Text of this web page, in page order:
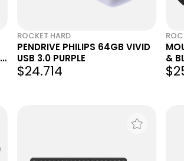
ROCKET HARD
PENDRIVE PHILIPS 64GB VIVID
USB 3.0 PURPLE
$24.714
&